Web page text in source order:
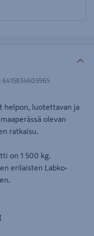
: 6415834605965
helpon, luotettavan ja
olevan
ratkaisu.
on 1 500 kg.
erilaisten Labko-